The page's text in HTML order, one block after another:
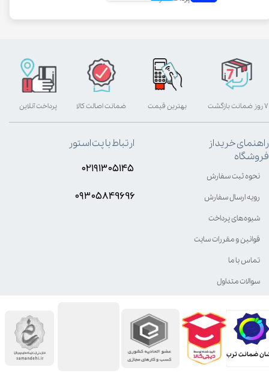
ضمانت ترب
بهترین قیمت پرداخت آنلاین ۷ روز ضمانت بازگشت ضمانت اصالت کالا
راهنمای خرید از
فروشگاه
نحوه ثبت سفارش
رویه ارسال سفارش
شیوه‌های پرداخت
قوانین و مقررات سایت
تماس با ما
سوالات متداول
ارتباط با پت استور
۰۲۱۹۱۳۰۵۱۴۵
۰۹۳۰۵8۴9696